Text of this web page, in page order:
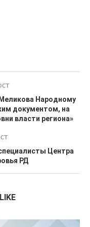
Народному
документом, на
власти региона»
Центра
РД